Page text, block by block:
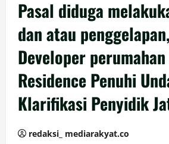
Pasal diduga
dan atau
Developer
Residence Penuhi
Klarifikasi Penyidik
redaksi_ mediarakyat.co